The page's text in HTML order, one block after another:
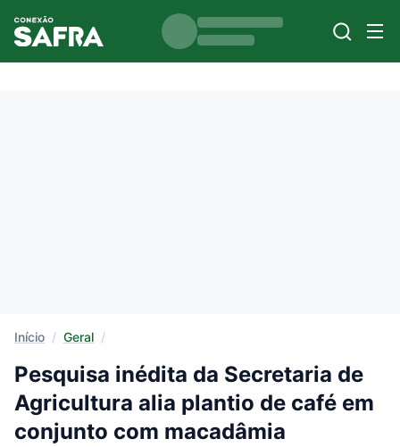
Início / Geral /
Pesquisa inédita da Secretaria de
Agricultura alia plantio de café em
conjunto com macadâmia